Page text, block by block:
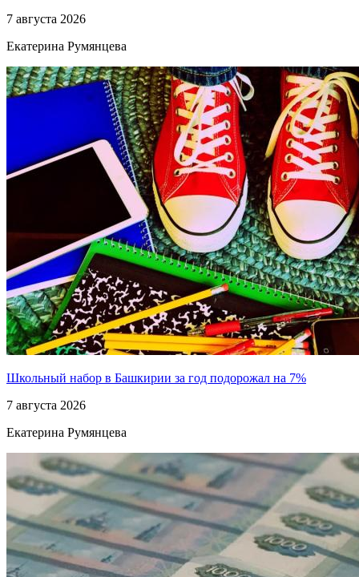
7 августа 2026
Екатерина Румянцева
Школьный набор в Башкирии за год подорожал на 7%
7 августа 2026
Екатерина Румянцева